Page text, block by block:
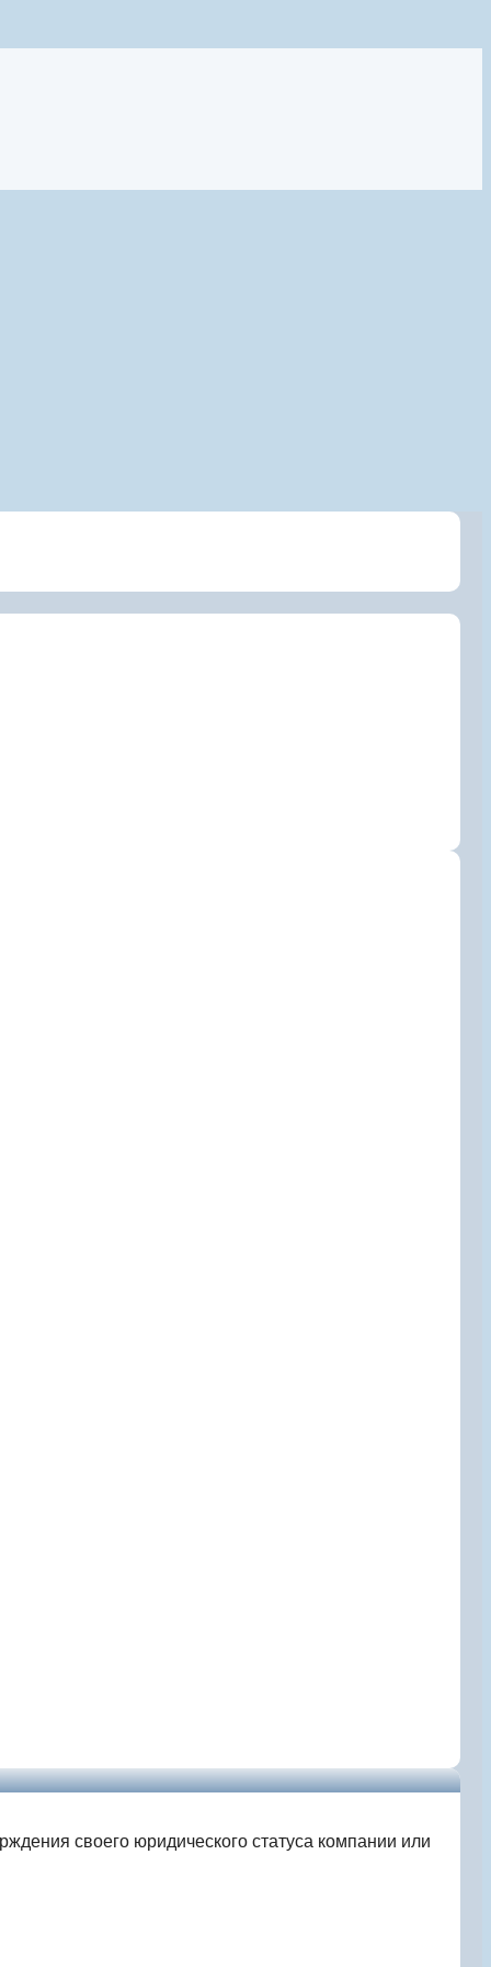
своего юридического статуса компании или